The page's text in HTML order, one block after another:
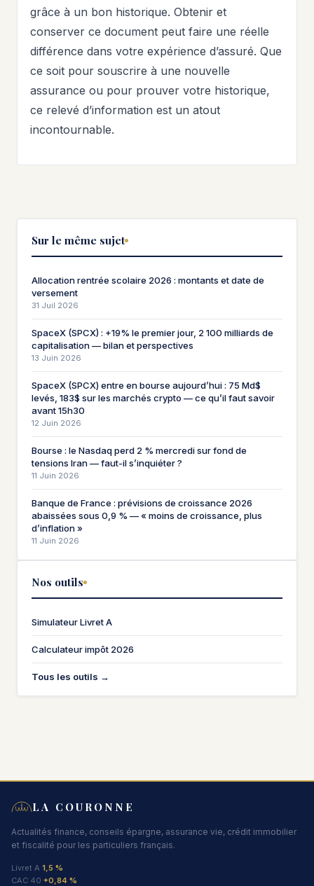
grâce à un bon historique. Obtenir et
conserver ce document peut faire une réelle
différence dans votre expérience d’assuré. Que
ce soit pour souscrire à une nouvelle
assurance ou pour prouver votre historique,
ce relevé d’information est un atout
incontournable.
Sur le même sujet
Allocation rentrée scolaire 2026 : montants et date de
versement
31 Juil 2026
SpaceX (SPCX) : +19% le premier jour, 2 100 milliards de
capitalisation — bilan et perspectives
13 Juin 2026
SpaceX (SPCX) entre en bourse aujourd’hui : 75 Md$
levés, 183$ sur les marchés crypto — ce qu’il faut savoir
avant 15h30
12 Juin 2026
Bourse : le Nasdaq perd 2 % mercredi sur fond de
tensions Iran — faut-il s’inquiéter ?
11 Juin 2026
Banque de France : prévisions de croissance 2026
abaissées sous 0,9 % — « moins de croissance, plus
d’inflation »
11 Juin 2026
Nos outils
Simulateur Livret A
Calculateur impôt 2026
Tous les outils →
LA COURONNE
Actualités finance, conseils épargne, assurance vie, crédit immobilier
et fiscalité pour les particuliers français.
Livret A 1,5 %
CAC 40 +0,84 %